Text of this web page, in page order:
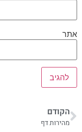
אתר
הקודם
מהירות דף